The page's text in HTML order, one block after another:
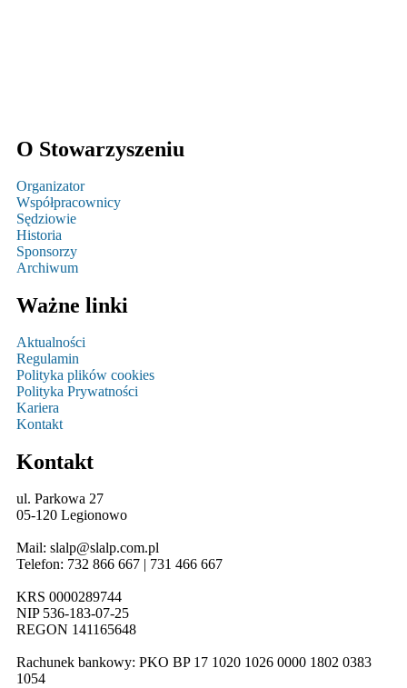
O Stowarzyszeniu
Organizator
Współpracownicy
Sędziowie
Historia
Sponsorzy
Archiwum
Ważne linki
Aktualności
Regulamin
Polityka plików cookies
Polityka Prywatności
Kariera
Kontakt
Kontakt
ul. Parkowa 27
05-120 Legionowo
Mail: slalp@slalp.com.pl
Telefon: 732 866 667 | 731 466 667
KRS 0000289744
NIP 536-183-07-25
REGON 141165648
Rachunek bankowy: PKO BP 17 1020 1026 0000 1802 0383
1054